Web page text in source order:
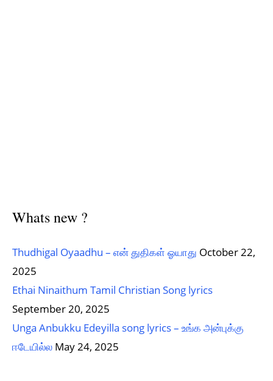
Whats new ?
Thudhigal Oyaadhu – என் துதிகள் ஓயாது October 22,
2025
Ethai Ninaithum Tamil Christian Song lyrics
September 20, 2025
Unga Anbukku Edeyilla song lyrics – உங்க அன்புக்கு
ஈடேயில்ல May 24, 2025